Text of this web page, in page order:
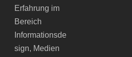
Erfahrung im
Bereich
Informationsde
sign, Medien